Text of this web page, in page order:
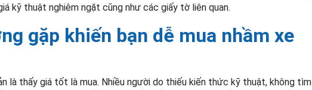
kỹ thuật nghiêm ngặt cũng như các giấy tờ liên quan.
gặp khiến bạn dễ mua nhầm xe
là thấy giá tốt là mua. Nhiều người do thiếu kiến thức kỹ thuật, không tìm